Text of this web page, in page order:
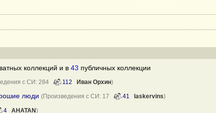
коллекций и в 43 публичных коллекции
с СИ: 284 112 Иван Орхин)
люди (Произведения с СИ: 17 41 laskervins)
4 AHATAN)